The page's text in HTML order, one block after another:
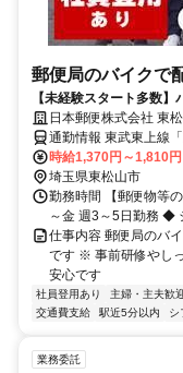
郵便局のバイクで
【未経験スタート多数
てみませんか？
日本郵便株式会社 東
通勤情報 東武東上線
時給1,370円～1,810円
埼玉県東松山市
勤務時間 【郵便物等
～金 週3～5日勤務 ◆
仕事内容 郵便局のバ
です ※ 事前研修やし
安心です
社員登用あり 主婦・主夫歓
交通費支給
駅近5分以内 シ
業務委託